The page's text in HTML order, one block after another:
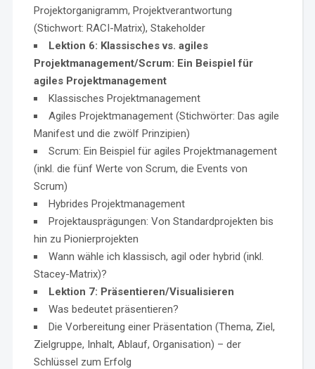
Projektorganigramm, Projektverantwortung
(Stichwort: RACI-Matrix), Stakeholder
Lektion 6: Klassisches vs. agiles
Projektmanagement/Scrum: Ein Beispiel für
agiles Projektmanagement
Klassisches Projektmanagement
Agiles Projektmanagement (Stichwörter: Das agile
Manifest und die zwölf Prinzipien)
Scrum: Ein Beispiel für agiles Projektmanagement
(inkl. die fünf Werte von Scrum, die Events von
Scrum)
Hybrides Projektmanagement
Projektausprägungen: Von Standardprojekten bis
hin zu Pionierprojekten
Wann wähle ich klassisch, agil oder hybrid (inkl.
Stacey-Matrix)?
Lektion 7: Präsentieren/Visualisieren
Was bedeutet präsentieren?
Die Vorbereitung einer Präsentation (Thema, Ziel,
Zielgruppe, Inhalt, Ablauf, Organisation) – der
Schlüssel zum Erfolg